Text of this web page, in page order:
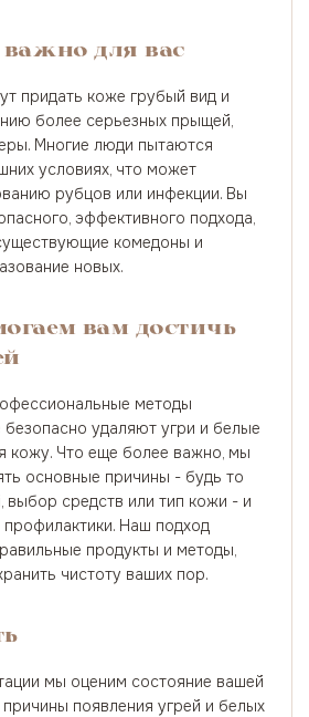
для вас
придать коже грубый вид и
более серьезных прыщей,
Многие люди пытаются
условиях, что может
рубцов или инфекции. Вы
эффективного подхода,
комедоны и
новых.
вам достичь
методы
безопасно удаляют угри и белые
кожу. Что еще более важно, мы
основные причины - будь то
выбор средств или тип кожи - и
Наш подход
продукты и методы,
чистоту ваших пор.
мы оценим состояние вашей
появления угрей и белых